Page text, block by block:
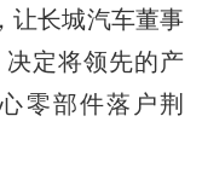
让长城汽车董事
定将领先的产
零部件落户荆